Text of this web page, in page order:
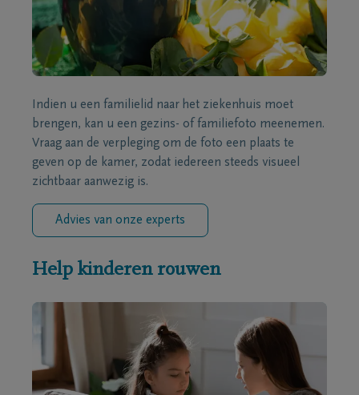
Indien u een familielid naar het ziekenhuis moet
brengen, kan u een gezins- of familiefoto meenemen.
Vraag aan de verpleging om de foto een plaats te
geven op de kamer, zodat iedereen steeds visueel
zichtbaar aanwezig is.
Advies van onze experts
Help kinderen rouwen